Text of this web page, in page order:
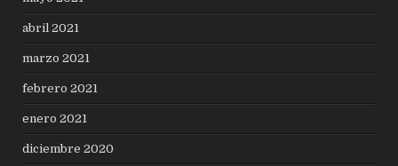
abril 2021
marzo 2021
febrero 2021
enero 2021
diciembre 2020